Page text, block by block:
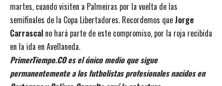
martes, cuando visiten a Palmeiras por la vuelta de las
semifinales de la Copa Libertadores. Recordemos queJorge
Carrascal no hará parte de este compromiso, por la roja recibida
en la ida en Avellaneda.
PrimerTiempo.CO es el único medio que sigue
permanentemente a los futbolistas profesionales nacidos en